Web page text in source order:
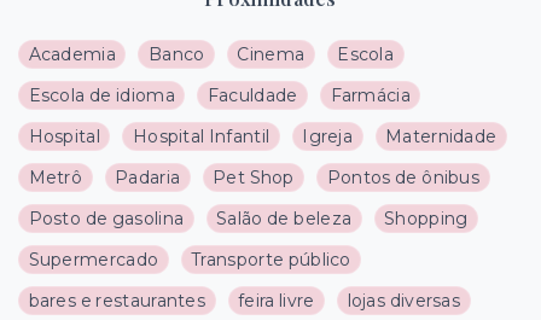
Academia Banco Cinema
Escola
Escola de idioma
Faculdade
Farmácia
Hospital
Hospital Infantil Igreja
Maternidade
Metrô
Padaria Pet Shop
Pontos de ônibus
Posto de gasolina
Salão de beleza
Shopping
Supermercado
Transporte público
bares e restaurantes
feira livre lojas diversas